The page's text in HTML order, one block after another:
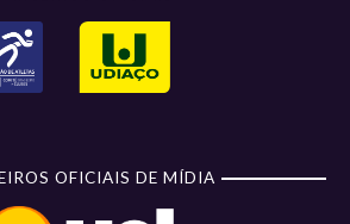
OFICIAIS DE MÍDIA